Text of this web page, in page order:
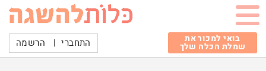
בואי למכור את
שמלת הכלה שלך התחברי | הרשמה